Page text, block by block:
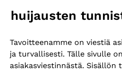
huijausten
Tavoitteenamme on viestiä
ja turvallisesti. Tälle sivulle
asiakasviestinnästä. Sisällön